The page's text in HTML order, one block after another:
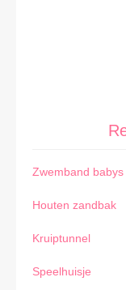
Zwemband babys
Houten zandbak
Kruiptunnel
Speelhuisje